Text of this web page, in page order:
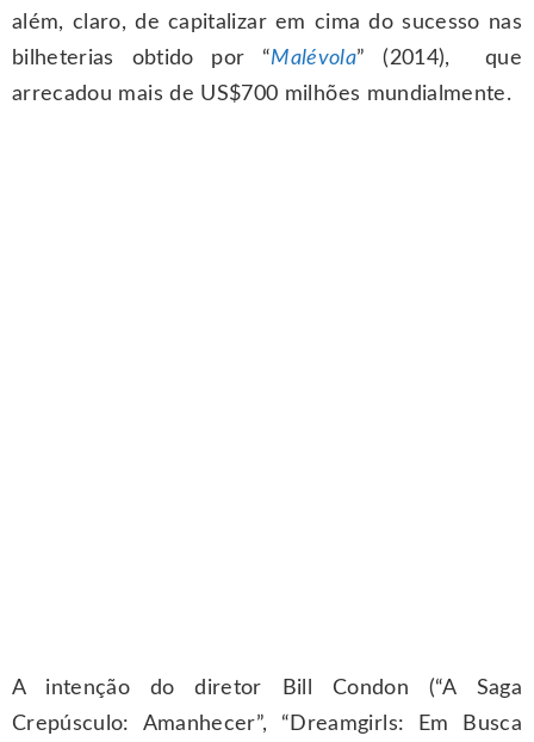
além, claro, de capitalizar em cima do sucesso nas
bilheterias obtido por “Malévola” (2014), que
arrecadou mais de US$700 milhões mundialmente.
A intenção do diretor Bill Condon (“A Saga
Crepúsculo: Amanhecer”, “Dreamgirls: Em Busca